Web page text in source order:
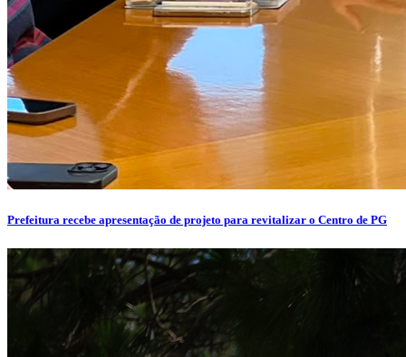
Prefeitura recebe apresentação de projeto para revitalizar o Centro de PG